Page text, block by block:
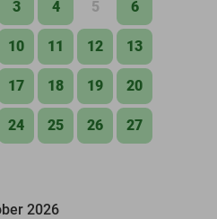
3 4 5 6
10 11 12 13
17 18 19 20
24 25 26 27
2026